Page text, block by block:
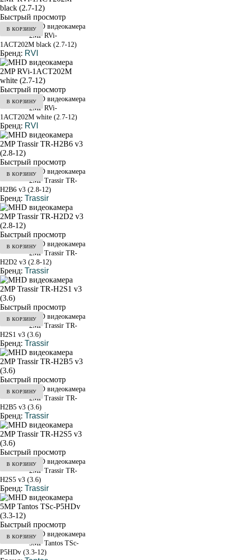
Быстрый просмотр
В КОРЗИНУ
от 4 500 ₽
MHD видеокамера
2MP RVi-
1ACT202M black (2.7-12)
Бренд: RVI
Быстрый просмотр
В КОРЗИНУ
от 3 700 ₽
MHD видеокамера
2MP RVi-
1ACT202M white (2.7-12)
Бренд: RVI
Быстрый просмотр
В КОРЗИНУ
от 7 900 ₽
MHD видеокамера
2MP Trassir TR-
H2B6 v3 (2.8-12)
Бренд: Trassir
Быстрый просмотр
В КОРЗИНУ
от 5 900 ₽
MHD видеокамера
2MP Trassir TR-
H2D2 v3 (2.8-12)
Бренд: Trassir
Быстрый просмотр
В КОРЗИНУ
от 4 900 ₽
MHD видеокамера
2MP Trassir TR-
H2S1 v3 (3.6)
Бренд: Trassir
Быстрый просмотр
В КОРЗИНУ
от 4 300 ₽
MHD видеокамера
2MP Trassir TR-
H2B5 v3 (3.6)
Бренд: Trassir
Быстрый просмотр
В КОРЗИНУ
от 4 100 ₽
MHD видеокамера
2MP Trassir TR-
H2S5 v3 (3.6)
Бренд: Trassir
Быстрый просмотр
В КОРЗИНУ
от 6 600 ₽
MHD видеокамера
5MP Tantos TSc-
P5HDv (3.3-12)